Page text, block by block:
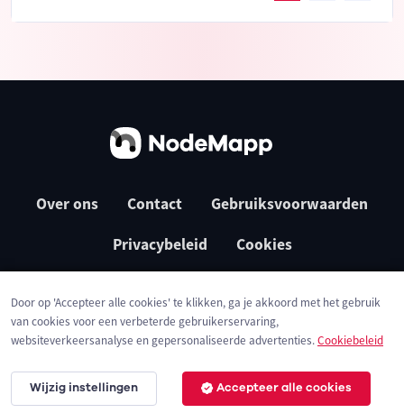
Over ons Contact Gebruiksvoorwaarden
Privacybeleid Cookies
© 2026 NodeMapp BV
Door op 'Accepteer alle cookies' te klikken, ga je akkoord met het gebruik
van cookies voor een verbeterde gebruikerservaring,
websiteverkeersanalyse en gepersonaliseerde advertenties.Cookiebeleid
Wijzig instellingen Accepteer alle cookies